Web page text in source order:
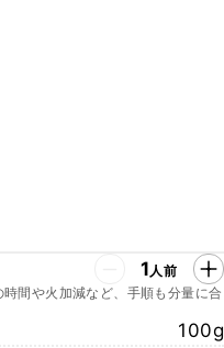
1人前
間や火加減など、手順も分量に合
100g